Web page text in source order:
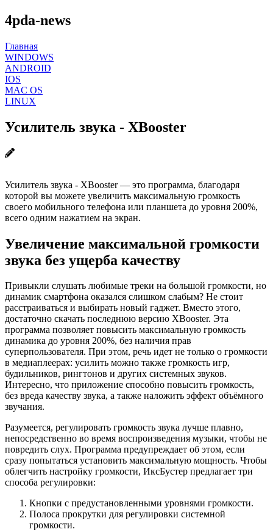
4pda-news
Главная
WINDOWS
ANDROID
IOS
MAC OS
LINUX
Усилитель звука - XBooster
Усилитель звука - XBooster — это программа, благодаря
которой вы можете увеличить максимальную громкость
своего мобильного телефона или планшета до уровня 200%,
всего одним нажатием на экран.
Увеличение максимальной громкости
звука без ущерба качеству
Привыкли слушать любимые треки на большой громкости, но
динамик смартфона оказался слишком слабым? Не стоит
расстраиваться и выбирать новый гаджет. Вместо этого,
достаточно скачать последнюю версию XBooster. Эта
программа позволяет повысить максимальную громкость
динамика до уровня 200%, без наличия прав
суперпользователя. При этом, речь идет не только о громкости
в медиаплеерах: усилить можно также громкость игр,
будильников, рингтонов и других системных звуков.
Интересно, что приложение способно повысить громкость,
без вреда качеству звука, а также наложить эффект объёмного
звучания.
Разумеется, регулировать громкость звука лучше плавно,
непосредственно во время воспроизведения музыки, чтобы не
повредить слух. Программа предупреждает об этом, если
сразу попытаться установить максимальную мощность. Чтобы
облегчить настройку громкости, ИксБустер предлагает три
способа регулировки:
Кнопки с предустановленными уровнями громкости.
Полоса прокрутки для регулировки системной
громкости.